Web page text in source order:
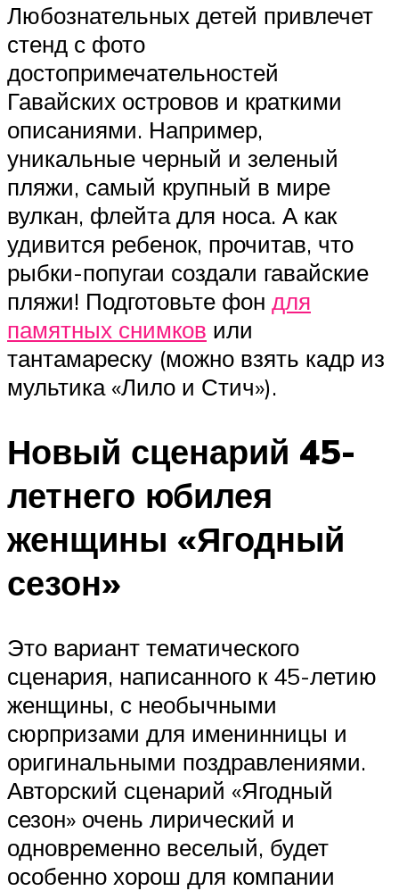
Любознательных детей привлечет
стенд с фото
достопримечательностей
Гавайских островов и краткими
описаниями. Например,
уникальные черный и зеленый
пляжи, самый крупный в мире
вулкан, флейта для носа. А как
удивится ребенок, прочитав, что
рыбки-попугаи создали гавайские
пляжи! Подготовьте фон для
памятных снимков или
тантамареску (можно взять кадр из
мультика «Лило и Стич»).
Новый сценарий 45-
летнего юбилея
женщины «Ягодный
сезон»
Это вариант тематического
сценария, написанного к 45-летию
женщины, с необычными
сюрпризами для именинницы и
оригинальными поздравлениями.
Авторский сценарий «Ягодный
сезон» очень лирический и
одновременно веселый, будет
особенно хорош для компании